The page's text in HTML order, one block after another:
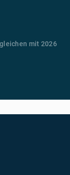
mit 2026